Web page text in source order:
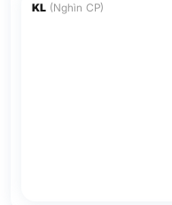
KL (Nghìn CP)